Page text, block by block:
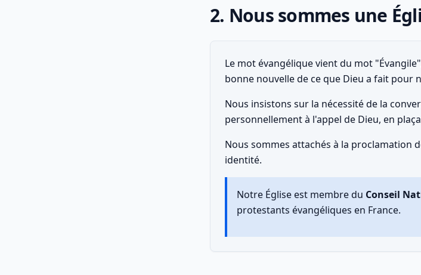
2. Nous sommes une
Le mot évangélique vient du mot
bonne nouvelle de ce que Dieu a fait pour
Nous insistons sur la nécessité de la
personnellement à l'appel de Dieu, en
Nous sommes attachés à la proclamation
identité.
Notre Église est membre du Conseil
protestants évangéliques en France.